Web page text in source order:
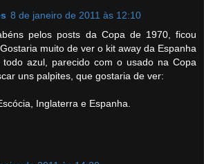
8 de janeiro de 2011 às 12:10
pelos posts da Copa de 1970, ficou
muito de ver o kit away da Espanha
azul, parecido com o usado na Copa
uns palpites, que gostaria de ver:
Inglaterra e Espanha.